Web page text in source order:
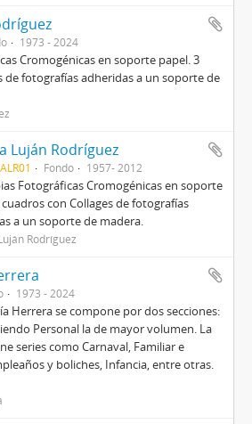
1973 - 2024
Cromogénicas en soporte papel. 3
de fotografías adheridas a un soporte de
Luján Rodríguez
Fondo 1957- 2012
Fotográficas Cromogénicas en soporte
cuadros con Collages de fotografías
a un soporte de madera.
Rodríguez
1973 - 2024
Herrera se compone por dos secciones:
Personal la de mayor volumen. La
series como Carnaval, Familiar e
y boliches, Infancia, entre otras.